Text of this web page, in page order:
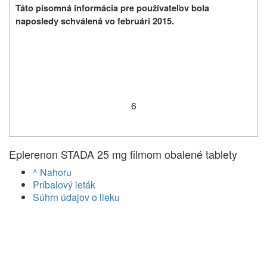
Táto písomná informácia pre používateľov bola
naposledy schválená vo februári 2015.
6
Eplerenon STADA 25 mg filmom obalené tablety
^ Nahoru
Príbalový leták
Súhrn údajov o lieku